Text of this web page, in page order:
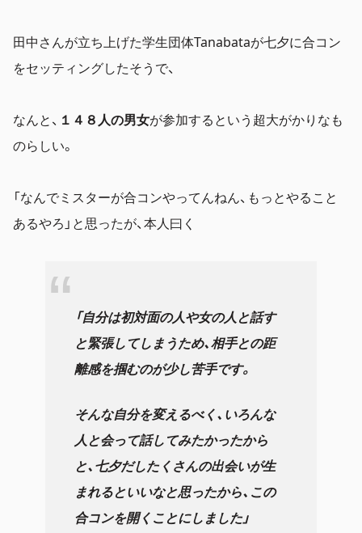
田中さんが立ち上げた学生団体Tanabataが七夕に合コン
をセッティングしたそうで、
なんと、 １４８人の男女が参加するという超大がかりなも
のらしい。
「なんでミスターが合コンやってんねん、もっとやること
あるやろ」と思ったが、本人曰く
「自分は初対面の人や女の人と話す
と緊張してしまうため、相手との距
離感を掴むのが少し苦手です。
そんな自分を変えるべく、いろんな
人と会って話してみたかったから
と、七夕だしたくさんの出会いが生
まれるといいなと思ったから、この
合コンを開くことにしました」